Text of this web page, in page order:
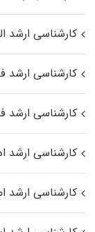
کارشناسی
کارشناسی ارشد
کارشناسی ارشد
کارشناسی ارشد
کارشناسی ارشد